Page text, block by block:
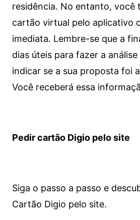
residência. No entanto, você
cartão virtual pelo aplicativo
imediata. Lembre-se que a
dias úteis para fazer a
indicar se a sua proposta foi
Você receberá essa
Pedir cartão Digio pelo site
Siga o passo a passo e
Cartão Digio pelo site.